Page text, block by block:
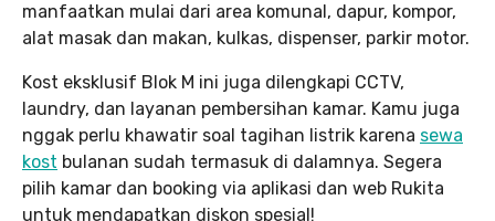
manfaatkan mulai dari area komunal, dapur, kompor,
alat masak dan makan, kulkas, dispenser, parkir motor.
Kost eksklusif Blok M ini juga dilengkapi CCTV,
laundry, dan layanan pembersihan kamar. Kamu juga
nggak perlu khawatir soal tagihan listrik karena sewa
kost bulanan sudah termasuk di dalamnya. Segera
pilih kamar dan booking via aplikasi dan web Rukita
untuk mendapatkan diskon spesial!